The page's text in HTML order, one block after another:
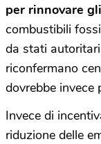
per rinnovare
combustibili
da stati autoritari
riconfermano
dovrebbe invece
Invece di
riduzione delle